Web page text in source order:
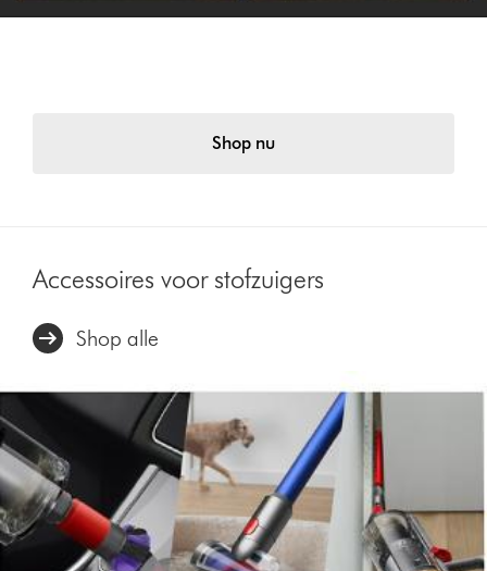
Shop nu
Accessoires voor stofzuigers
Shop alle